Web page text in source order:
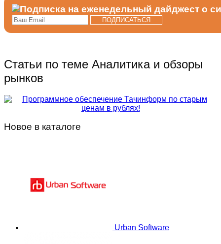
Статьи по теме Аналитика и обзоры
рынков
Новое в каталоге
Urban Software